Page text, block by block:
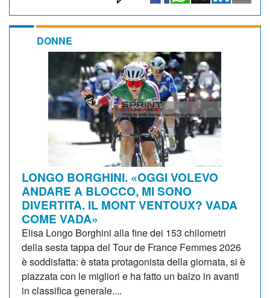
DONNE
LONGO BORGHINI. «OGGI VOLEVO
ANDARE A BLOCCO, MI SONO
DIVERTITA. IL MONT VENTOUX? VADA
COME VADA»
Elisa Longo Borghini alla fine dei 153 chilometri
della sesta tappa del Tour de France Femmes 2026
è soddisfatta: è stata protagonista della giornata, si è
piazzata con le migliori e ha fatto un balzo in avanti
in classifica generale....